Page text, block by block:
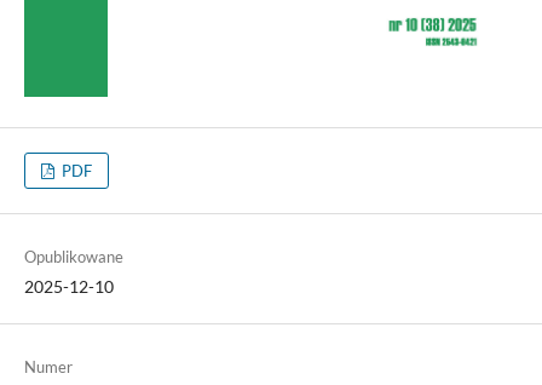
PDF
Opublikowane
2025-12-10
Numer